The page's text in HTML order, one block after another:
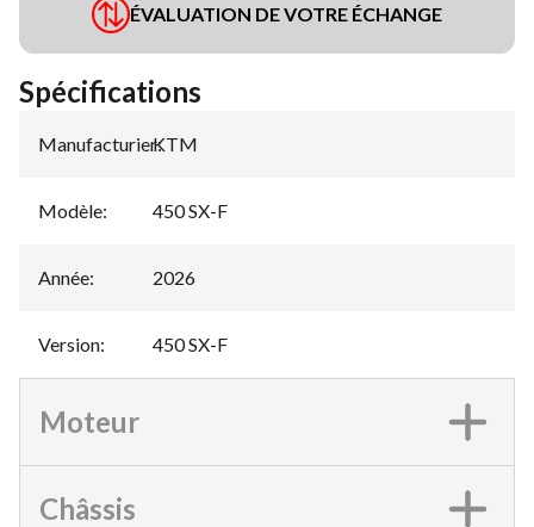
ÉVALUATION DE VOTRE ÉCHANGE
Spécifications
Manufacturier:
KTM
Modèle: 450 SX-F
Année: 2026
Version: 450 SX-F
Moteur
Châssis